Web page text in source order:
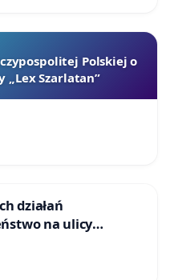
Polskiej o
„Lex Szarlatan”
działań
na ulicy